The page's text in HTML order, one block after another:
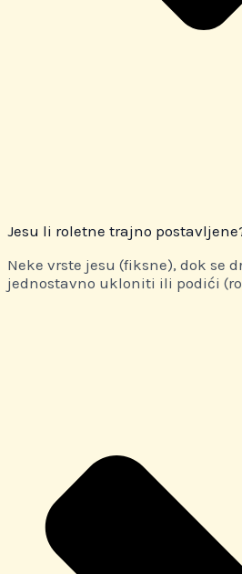
Jesu li roletne trajno
Neke vrste jesu (fiksne), dok se
jednostavno ukloniti ili podići